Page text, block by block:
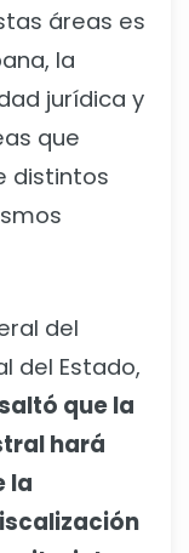
áreas es
la
jurídica y
que
distintos
del
del Estado,
que la
hará
la